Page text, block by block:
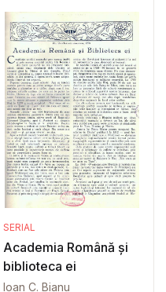
SERIAL
Academia Română și
biblioteca ei
Ioan C. Bianu